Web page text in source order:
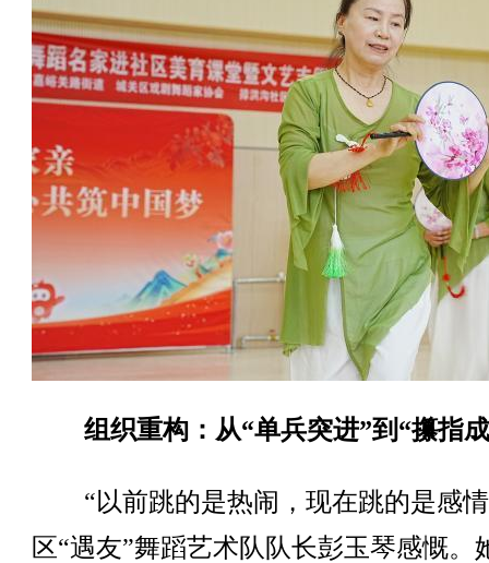
组织重构：从“单兵突进”到“攥指
“以前跳的是热闹，现在跳的是感情
区“遇友”舞蹈艺术队队长彭玉琴感慨。